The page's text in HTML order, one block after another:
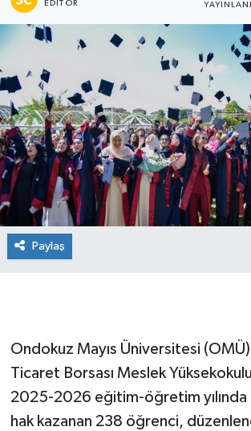
EDITÖR
Paylaş
Ondokuz Mayıs Üniversitesi
Ticaret Borsası Meslek
2025-2026 eğitim-öğretim yılında
hak kazanan 238 öğrenci,
Manşet Haberi